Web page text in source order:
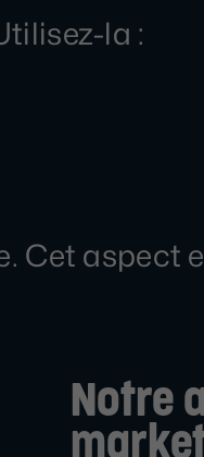
la :
Cet aspect
Notre